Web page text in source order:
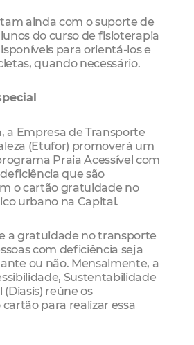
ainda com o suporte de
do curso de fisioterapia
para orientá-los e
quando necessário.
a Empresa de Transporte
(Etufor) promoverá um
Praia Acessível com
que são
o cartão gratuidade no
urbano na Capital.
a gratuidade no transporte
com deficiência seja
ou não. Mensalmente, a
Sustentabilidade
(Diasis) reúne os
para realizar essa